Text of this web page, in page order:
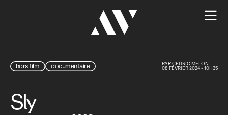

hors film documentaire PARCÉDRIC MELON
08 FÉVRIER 2024 - 10H35
Sly